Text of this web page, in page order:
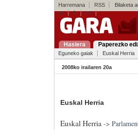
Harremana RSS
Bilaketa
es
fr en
Hasiera Paperezko
Eguneko gaiak Euskal Herria
2008ko irailaren 20a
Euskal Herria
Euskal Herria->